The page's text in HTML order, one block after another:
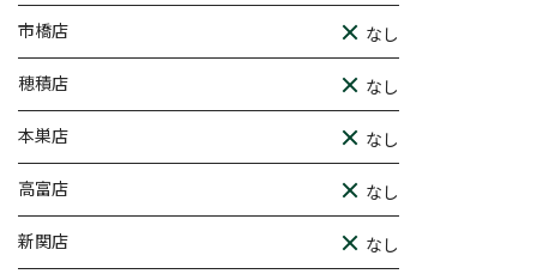
市橋店 なし
穂積店 なし
本巣店 なし
高富店 なし
新関店 なし